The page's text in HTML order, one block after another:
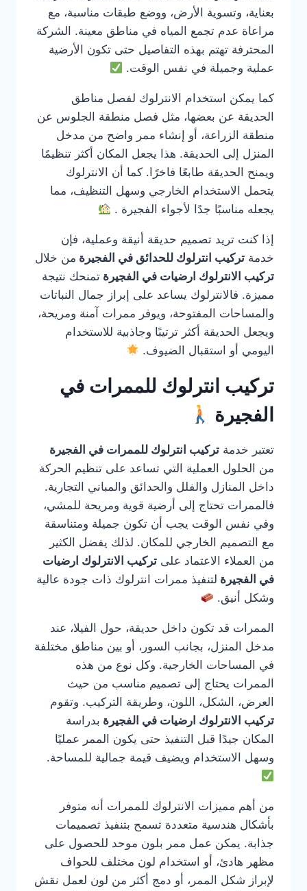
بعناية، وتسوية الأرض، ووضع طبقات مناسبة، مع
مراعاة عدم تجمع المياه في مناطق معينة. الشركة
المحترفة تهتم بهذه التفاصيل حتى تكون الأرضية
عملية وجميلة في نفس الوقت.
كما يمكن استخدام الانترلوك لفصل مناطق
الحديقة عن بعضها، مثل فصل منطقة الجلوس عن
منطقة الزراعة، أو إنشاء ممر واضح من مدخل
المنزل إلى الحديقة. هذا يجعل المكان أكثر تنظيمًا
ويمنح الحديقة طابعًا فاخرًا. كما أن الانترلوك
يتحمل الاستخدام الخارجي وسهل التنظيف، مما
يجعله مناسبًا جدًا لأجواء الفجيرة .
إذا كنت تريد تصميم حديقة أنيقة وعملية، فإن
خدمة تركيب انترلوك للحدائق في الفجيرة من خلال
تركيب الانترلوك ارضيات في الفجيرة تمنحك نتيجة
مميزة. فالانترلوك يساعد على إبراز جمال النباتات
والمساحات المفتوحة، ويوفر ممرات آمنة ومريحة،
ويجعل الحديقة أكثر ترتيبًا وجاذبية للاستخدام
اليومي أو استقبال الضيوف.
تركيب انترلوك للممرات في
الفجيرة
تعتبر خدمة تركيب انترلوك للممرات في الفجيرة
من الحلول العملية التي تساعد على تنظيم الحركة
داخل المنازل والفلل والحدائق والمباني التجارية.
فالممرات تحتاج إلى أرضية قوية ومريحة للمشي،
وفي نفس الوقت يجب أن تكون جميلة ومتناسقة
مع التصميم الخارجي للمكان. لذلك يفضل الكثير
من العملاء الاعتماد على تركيب الانترلوك ارضيات
في الفجيرة لتنفيذ ممرات انترلوك ذات جودة عالية
وشكل أنيق.
الممرات قد تكون داخل حديقة، حول الفيلا، عند
مدخل المنزل، بجانب السور، أو بين مناطق مختلفة
في المساحات الخارجية. وكل نوع من هذه
الممرات يحتاج إلى تصميم مناسب من حيث
العرض، الشكل، اللون، وطريقة التركيب. وتقوم
تركيب الانترلوك ارضيات في الفجيرة بدراسة
المكان جيدًا قبل التنفيذ حتى يكون الممر عمليًا
وسهل الاستخدام ويضيف قيمة جمالية للمساحة.
من أهم مميزات الانترلوك للممرات أنه متوفر
بأشكال هندسية متعددة تسمح بتنفيذ تصميمات
جذابة. يمكن عمل ممر بلون موحد للحصول على
مظهر هادئ، أو استخدام لون مختلف للحواف
لإبراز شكل الممر، أو دمج أكثر من لون لعمل نقش